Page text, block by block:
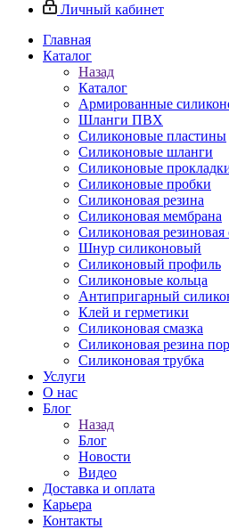
Личный кабинет
Главная
Каталог
Назад
Каталог
Армированные
Шланги ПВХ
Силиконовые пластины
Силиконовые шланги
Силиконовые
Силиконовые пробки
Силиконовая резина
Силиконовая мембрана
Силиконовая резиновая
Шнур силиконовый
Силиконовый профиль
Силиконовые кольца
Антипригарный
Клей и герметики
Силиконовая смазка
Силиконовая резина
Силиконовая трубка
Услуги
О нас
Блог
Назад
Блог
Новости
Видео
Доставка и оплата
Карьера
Контакты